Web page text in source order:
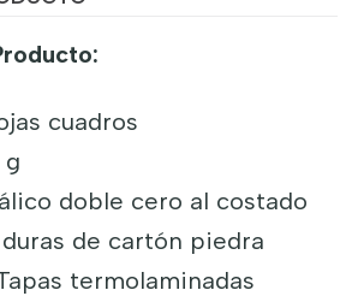
cuadros
g
doble cero al costado
duras de cartón piedra
termolaminadas